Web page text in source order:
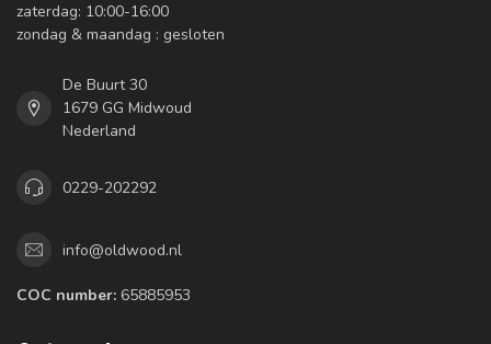
zaterdag: 10:00-16:00
zondag & maandag : gesloten
De Buurt 30
1679 GG Midwoud
Nederland
0229-202292
info@oldwood.nl
COC number: 65885953